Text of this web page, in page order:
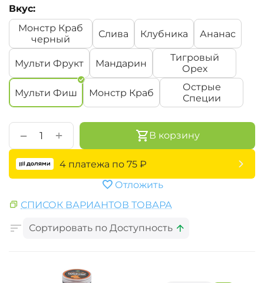
Вкус:
Монстр Краб
черный
Слива Клубника Ананас
Мульти Фрукт Мандарин
Тигровый
Орех
Мульти Фиш Монстр Краб
Острые
Специи
+
− В корзину
4 платежа по 75 ₽
Отложить
СПИСОК ВАРИАНТОВ ТОВАРА
Сортировать по Доступность